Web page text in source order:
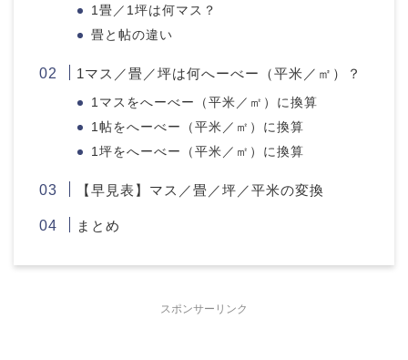
1畳／1坪は何マス？
畳と帖の違い
1マス／畳／坪は何へーべー（平米／㎡）？
1マスをへーべー（平米／㎡）に換算
1帖をへーべー（平米／㎡）に換算
1坪をへーべー（平米／㎡）に換算
【早見表】マス／畳／坪／平米の変換
まとめ
スポンサーリンク